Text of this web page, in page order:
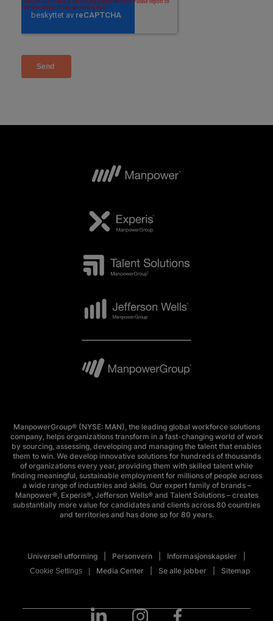
ManpowerGroup® (NYSE: MAN), the leading global workforce solutions
company, helps organizations transform in a fast-changing world of work
by sourcing, assessing, developing and managing the talent that enables
them to win. We develop innovative solutions for hundreds of thousands
of organizations every year, providing them with skilled talent while
finding meaningful, sustainable employment for millions of people across
a wide range of industries and skills. Our expert family of brands –
Manpower®, Experis®, Jefferson Wells® and Talent Solutions – creates
substantially more value for candidates and clients across 80 countries
and territories and has done so for 80 years.
Universell utforming Personvern Informasjonskapsler
Cookie Settings Media Center Se alle jobber Sitemap